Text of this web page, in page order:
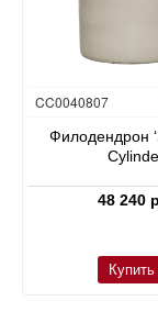
CC0040807
Филодендрон
48 240
Купить